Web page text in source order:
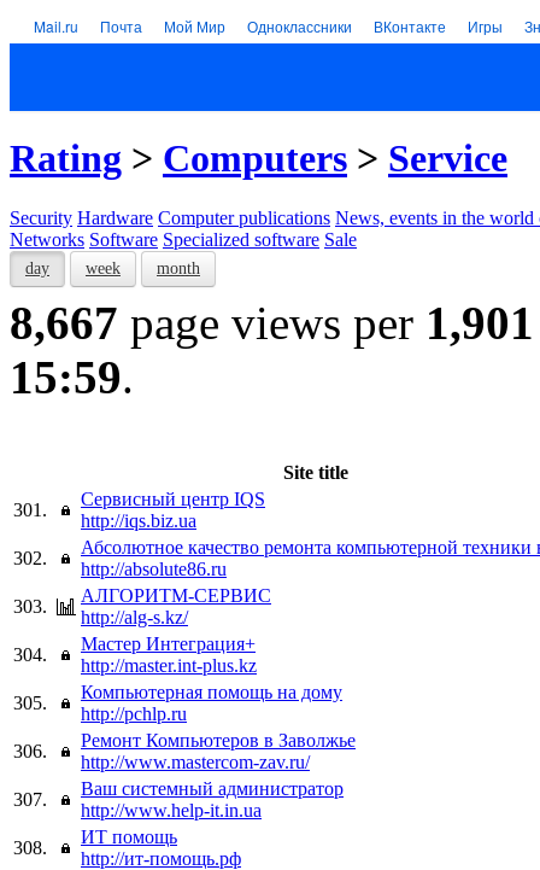
Mail.ru Почта Мой Мир Одноклассники ВКонтакте Игры
Rating > Computers > Service
Security Hardware Computer publications News, events in the world
Networks Software Specialized software Sale
day week month
8,667 page views per 1,901
15:59.
Site title
301.
Сервисный центр IQS
http://iqs.biz.ua
302.
Абсолютное качество ремонта компьютерной техники
http://absolute86.ru
303.
АЛГОРИТМ-СЕРВИС
http://alg-s.kz/
304.
Мастер Интеграция+
http://master.int-plus.kz
305.
Компьютерная помощь на дому
http://pchlp.ru
306.
Ремонт Компьютеров в Заволжье
http://www.mastercom-zav.ru/
307.
Ваш системный администратор
http://www.help-it.in.ua
308.
ИТ помощь
http://ит-помощь.рф